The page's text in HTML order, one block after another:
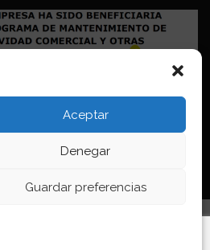
Aceptar
Denegar
Guardar preferencias